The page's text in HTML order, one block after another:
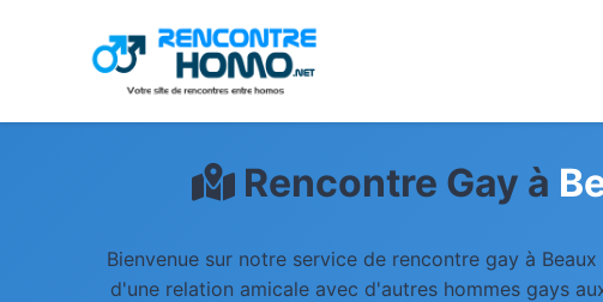
Rencontre Gay à
Bienvenue sur notre service de rencontre gay à
d'une relation amicale avec d'autres hommes gays